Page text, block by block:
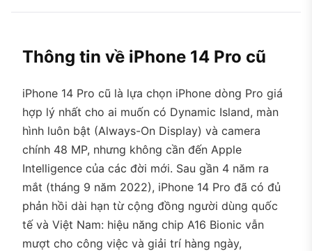
Thông tin về iPhone 14 Pro cũ
iPhone 14 Pro cũ là lựa chọn iPhone dòng Pro giá
hợp lý nhất cho ai muốn có Dynamic Island, màn
hình luôn bật (Always-On Display) và camera
chính 48 MP, nhưng không cần đến Apple
Intelligence của các đời mới. Sau gần 4 năm ra
mắt (tháng 9 năm 2022), iPhone 14 Pro đã có đủ
phản hồi dài hạn từ cộng đồng người dùng quốc
tế và Việt Nam: hiệu năng chip A16 Bionic vẫn
mượt cho công việc và giải trí hàng ngày,